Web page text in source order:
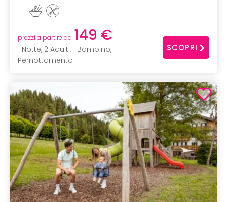
prezzi a partire da 149 €
1 Notte, 2 Adulti, 1 Bambino,
Pernottamento
SCOPRI